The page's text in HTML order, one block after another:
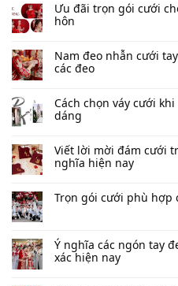
Ưu đãi trọn gói cưới
hôn
Nam đeo nhẫn cưới
các đeo
Cách chọn váy cưới
dáng
Viết lời mời đám cưới
nghĩa hiện nay
Trọn gói cưới phù hợp
Ý nghĩa các ngón tay
xác hiện nay